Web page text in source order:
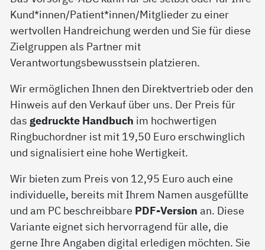
Kund*innen/Patient*innen/Mitglieder zu einer
wertvollen Handreichung werden und Sie für diese
Zielgruppen als Partner mit
Verantwortungsbewusstsein platzieren.
Wir ermöglichen Ihnen den Direktvertrieb oder den
Hinweis auf den Verkauf über uns. Der Preis für
das gedruckte Handbuch im hochwertigen
Ringbuchordner ist mit 19,50 Euro erschwinglich
und signalisiert eine hohe Wertigkeit.
Wir bieten zum Preis von 12,95 Euro auch eine
individuelle, bereits mit Ihrem Namen ausgefüllte
und am PC beschreibbare PDF-Version an. Diese
Variante eignet sich hervorragend für alle, die
gerne Ihre Angaben digital erledigen möchten. Sie